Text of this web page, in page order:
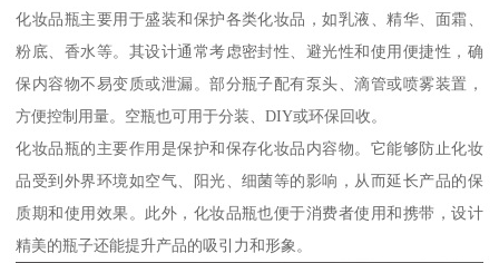
化妆品瓶主要用于盛装和保护各类化妆品，如乳液、精华、面霜、
粉底、香水等。其设计通常考虑密封性、避光性和使用便捷性，确
保内容物不易变质或泄漏。部分瓶子配有泵头、滴管或喷雾装置，
方便控制用量。空瓶也可用于分装、DIY或环保回收。
化妆品瓶的主要作用是保护和保存化妆品内容物。它能够防止化妆
品受到外界环境如空气、阳光、细菌等的影响，从而延长产品的保
质期和使用效果。此外，化妆品瓶也便于消费者使用和携带，设计
精美的瓶子还能提升产品的吸引力和形象。